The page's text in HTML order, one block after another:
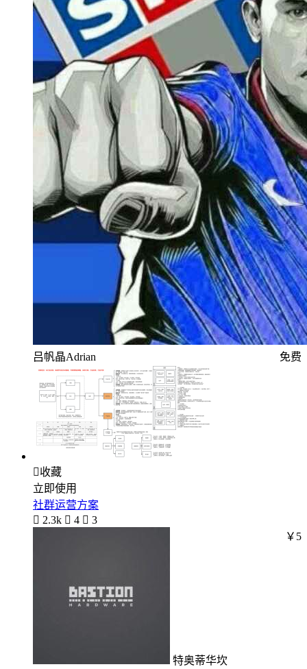
吕帆晶Adrian 免费
收藏
立即使用
社群运营方案
 2.3k  4  3
特奥蒂华坎
￥5